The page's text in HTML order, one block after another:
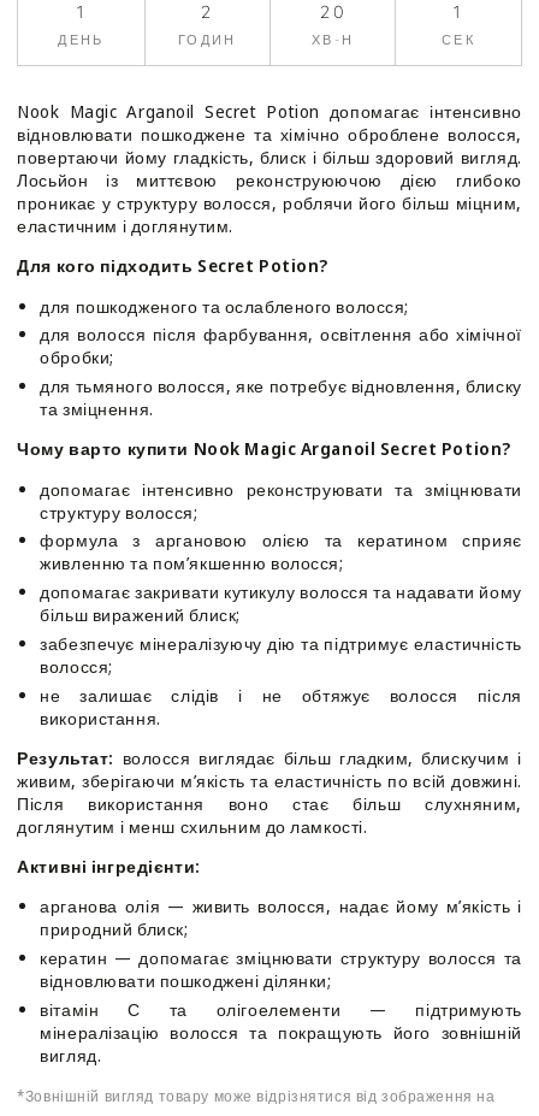
Nook
Secret
Potion
Secret
Potion
1
ДЕНЬ
2
ГОДИН
20
ХВ-Н
1
СЕК
Nook Magic Arganoil Secret Potion допомагає інтенсивно
відновлювати пошкоджене та хімічно оброблене волосся,
повертаючи йому гладкість, блиск і більш здоровий вигляд.
Лосьйон із миттєвою реконструюючою дією глибоко
проникає у структуру волосся, роблячи його більш міцним,
еластичним і доглянутим.
Для кого підходить Secret Potion?
для пошкодженого та ослабленого волосся;
для волосся після фарбування, освітлення або хімічної
обробки;
для тьмяного волосся, яке потребує відновлення, блиску
та зміцнення.
Чому варто купити Nook Magic Arganoil Secret Potion?
допомагає інтенсивно реконструювати та зміцнювати
структуру волосся;
формула з аргановою олією та кератином сприяє
живленню та пом’якшенню волосся;
допомагає закривати кутикулу волосся та надавати йому
більш виражений блиск;
забезпечує мінералізуючу дію та підтримує еластичність
волосся;
не залишає слідів і не обтяжує волосся після
використання.
Результат: волосся виглядає більш гладким, блискучим і
живим, зберігаючи м’якість та еластичність по всій довжині.
Після використання воно стає більш слухняним,
доглянутим і менш схильним до ламкості.
Активні інгредієнти:
арганова олія — живить волосся, надає йому м’якість і
природний блиск;
кератин — допомагає зміцнювати структуру волосся та
відновлювати пошкоджені ділянки;
вітамін С та олігоелементи — підтримують
мінералізацію волосся та покращують його зовнішній
вигляд.
*Зовнішній вигляд товару може відрізнятися від зображення на